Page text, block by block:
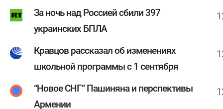
За ночь над Россией сбили 397
украинских БПЛА
Кравцов рассказал об изменениях
школьной программы с 1 сентября
“Новое СНГ” Пашиняна и перспективы
Армении